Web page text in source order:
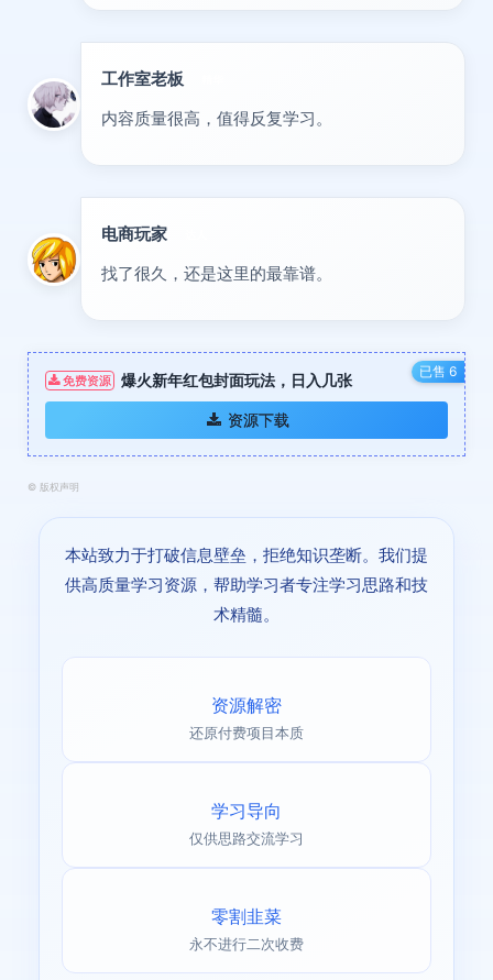
工作室老板
内容质量很高，值得反复学习。
电商玩家
找了很久，还是这里的最靠谱。
已售 6
免费资源 爆火新年红包封面玩法，日入几张
资源下载
© 版权声明
本站致力于打破信息壁垒，拒绝知识垄断。我们提
供高质量学习资源，帮助学习者专注学习思路和技
术精髓。
资源解密
还原付费项目本质
学习导向
仅供思路交流学习
零割韭菜
永不进行二次收费